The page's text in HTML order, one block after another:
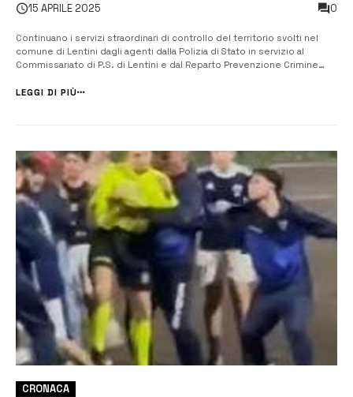
15 APRILE 2025 0
Continuano i servizi straordinari di controllo del territorio svolti nel
comune di Lentini dagli agenti dalla Polizia di Stato in servizio al
Commissariato di P.S. di Lentini e dal Reparto Prevenzione Crimine
illegalità e all’innalzamento della percezione della sicure...
LEGGI DI PIÙ
CRONACA